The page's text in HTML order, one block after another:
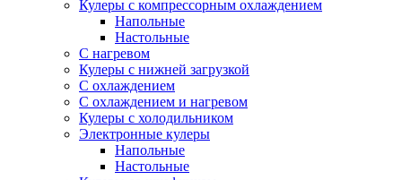
Кулеры с компрессорным охлаждением
Напольные
Настольные
С нагревом
Кулеры с нижней загрузкой
С охлаждением
С охлаждением и нагревом
Кулеры с холодильником
Электронные кулеры
Напольные
Настольные